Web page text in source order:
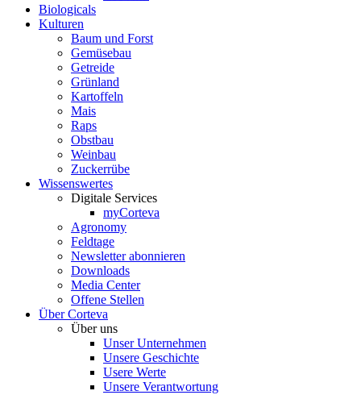
Biologicals
Kulturen
Baum und Forst
Gemüsebau
Getreide
Grünland
Kartoffeln
Mais
Raps
Obstbau
Weinbau
Zuckerrübe
Wissenswertes
Digitale Services
myCorteva
Agronomy
Feldtage
Newsletter abonnieren
Downloads
Media Center
Offene Stellen
Über Corteva
Über uns
Unser Unternehmen
Unsere Geschichte
Usere Werte
Unsere Verantwortung